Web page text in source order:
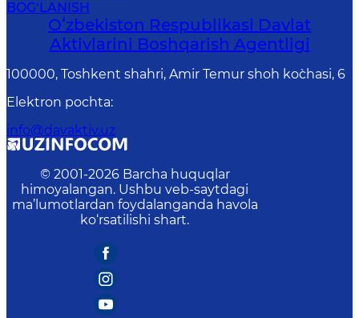
BOG‘LANISH
Oʻzbekiston Respublikasi Davlat
Aktivlarini Boshqarish Agentligi
100000, Toshkent shahri, Amir Temur shoh ko`chasi, 6
Elektron pochta:
info@davaktiv.uz
© 2001-2026 Barcha huquqlar
himoyalangan. Ushbu veb-saytdagi
ma’lumotlardan foydalanganda havola
ko‘rsatilishi shart.